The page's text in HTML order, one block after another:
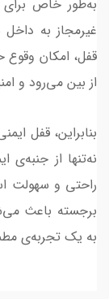
به‌طور خاص برای
غیرمجاز به
قفل، امکان
از بین می‌رود و
نه‌تنها از
راحتی و سهولت
برجسته باعث
به یک تجربه‌ی